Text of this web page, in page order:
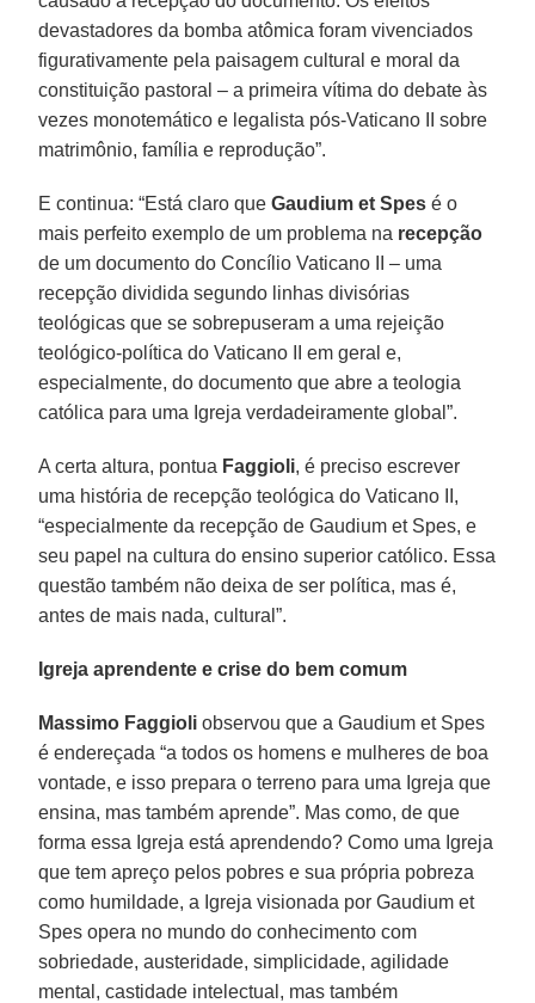
devastadores da bomba atômica foram vivenciados
figurativamente pela paisagem cultural e moral da
constituição pastoral – a primeira vítima do debate às
vezes monotemático e legalista pós-Vaticano II sobre
matrimônio, família e reprodução”.
E continua: “Está claro queGaudium et Spes é o
mais perfeito exemplo de um problema na recepção
de um documento do Concílio Vaticano II – uma
recepção dividida segundo linhas divisórias
teológicas que se sobrepuseram a uma rejeição
teológico-política do Vaticano II em geral e,
especialmente, do documento que abre a teologia
católica para uma Igreja verdadeiramente global”.
A certa altura, pontua Faggioli, é preciso escrever
uma história de recepção teológica do Vaticano II,
“especialmente da recepção de Gaudium et Spes, e
seu papel na cultura do ensino superior católico. Essa
questão também não deixa de ser política, mas é,
antes de mais nada, cultural”.
Igreja aprendente e crise do bem comum
Massimo Faggioli observou que a Gaudium et Spes
é endereçada “a todos os homens e mulheres de boa
vontade, e isso prepara o terreno para uma Igreja que
ensina, mas também aprende”. Mas como, de que
forma essa Igreja está aprendendo? Como uma Igreja
que tem apreço pelos pobres e sua própria pobreza
como humildade, a Igreja visionada por Gaudium et
Spes opera no mundo do conhecimento com
sobriedade, austeridade, simplicidade, agilidade
mental, castidade intelectual, mas também